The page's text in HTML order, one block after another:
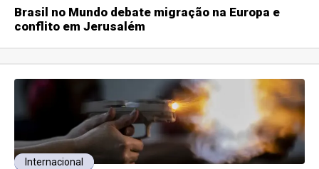
Brasil no Mundo debate migração na Europa e
conflito em Jerusalém
Internacional